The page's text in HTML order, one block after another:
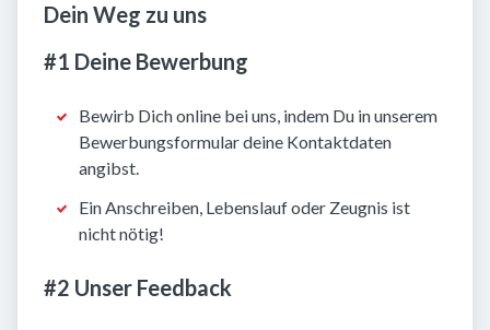
Dein Weg zu uns
#1 Deine Bewerbung
Bewirb Dich online bei uns, indem Du in unserem
Bewerbungsformular deine Kontaktdaten
angibst.
Ein Anschreiben, Lebenslauf oder Zeugnis ist
nicht nötig!
#2 Unser Feedback